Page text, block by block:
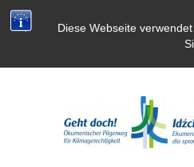
Diese Webseite